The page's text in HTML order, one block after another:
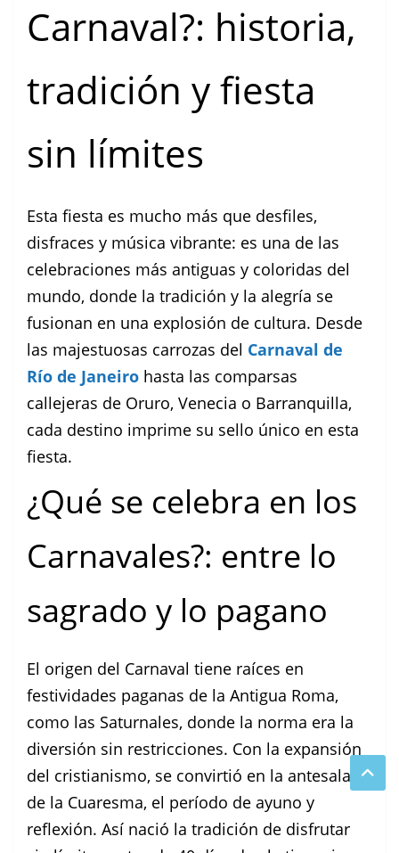
Carnaval?: historia,
tradición y fiesta
sin límites
Esta fiesta es mucho más que desfiles,
disfraces y música vibrante: es una de las
celebraciones más antiguas y coloridas del
mundo, donde la tradición y la alegría se
fusionan en una explosión de cultura. Desde
las majestuosas carrozas del Carnaval de
Río de Janeiro hasta las comparsas
callejeras de Oruro, Venecia o Barranquilla,
cada destino imprime su sello único en esta
fiesta.
¿Qué se celebra en los
Carnavales?: entre lo
sagrado y lo pagano
El origen del Carnaval tiene raíces en
festividades paganas de la Antigua Roma,
como las Saturnales, donde la norma era la
diversión sin restricciones. Con la expansión
del cristianismo, se convirtió en la antesala
de la Cuaresma, el período de ayuno y
reflexión. Así nació la tradición de disfrutar